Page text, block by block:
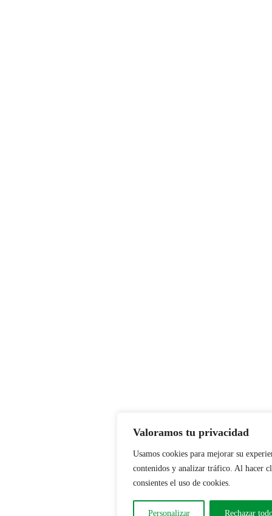
Valoramos tu privacidad
Usamos cookies para mejorar su
contenidos y analizar tráfico. Al hacer
consientes el uso de cookies.
Personalizar Rechazar